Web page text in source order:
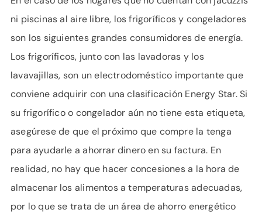
ni piscinas al aire libre, los frigoríficos y congeladores
son los siguientes grandes consumidores de energía.
Los frigoríficos, junto con las lavadoras y los
lavavajillas, son un electrodoméstico importante que
conviene adquirir con una clasificación Energy Star. Si
su frigorífico o congelador aún no tiene esta etiqueta,
asegúrese de que el próximo que compre la tenga
para ayudarle a ahorrar dinero en su factura. En
realidad, no hay que hacer concesiones a la hora de
almacenar los alimentos a temperaturas adecuadas,
por lo que se trata de un área de ahorro energético